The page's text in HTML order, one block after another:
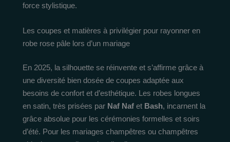
force stylistique.
Les coupes et matières à privilégier pour rayonner en
robe rose pâle lors d’un mariage
En 2025, la silhouette se réinvente et s’affirme grâce à
une diversité bien dosée de coupes adaptée aux
besoins de confort et d’esthétique. Les robes longues
en satin, très prisées par Naf Naf et Bash, incarnent la
grâce absolue pour les cérémonies formelles et soirs
d’été. Pour les mariages champêtres ou champêtres